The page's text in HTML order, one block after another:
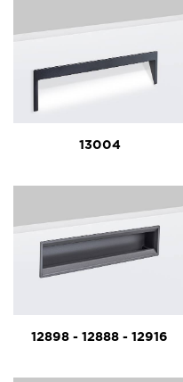
13004
12898 - 12888 - 12916